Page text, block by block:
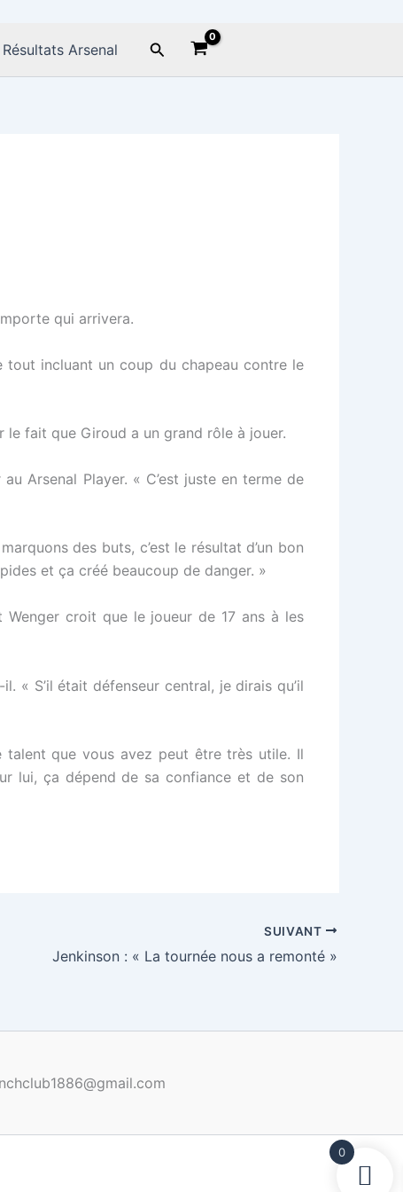
Résultats Arsenal Rechercher
qui arrivera.
tout incluant un coup du chapeau contre le
fait que Giroud a un grand rôle à jouer.
Arsenal Player. « C’est juste en terme de
des buts, c’est le résultat d’un bon
et ça créé beaucoup de danger. »
croit que le joueur de 17 ans à les
« S’il était défenseur central, je dirais qu’il
talent que vous avez peut être très utile. Il
lui, ça dépend de sa confiance et de son
SUIVANT
Jenkinson : « La tournée nous a remonté »
0